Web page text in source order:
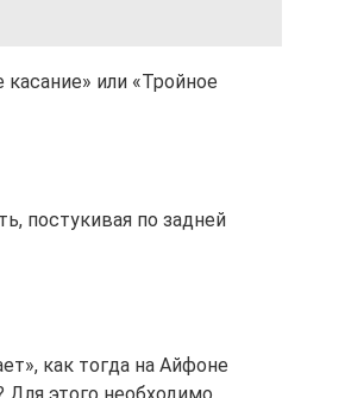
или «Тройное
постукивая по задней
как тогда на Айфоне